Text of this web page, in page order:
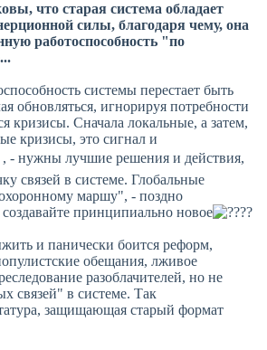
что старая система обладает
силы, благодаря чему, она
работоспособность "по
системы перестает быть
обновляться, игнорируя потребности
кризисы. Сначала локальные, а затем,
кризисы, это сигнал и
, - нужны лучшие решения и действия,
связей в системе. Глобальные
маршу", - поздно
принципиально новое
и панически боится реформ,
обещания, лживое
разоблачителей, но не
связей" в системе. Так
защищающая старый формат